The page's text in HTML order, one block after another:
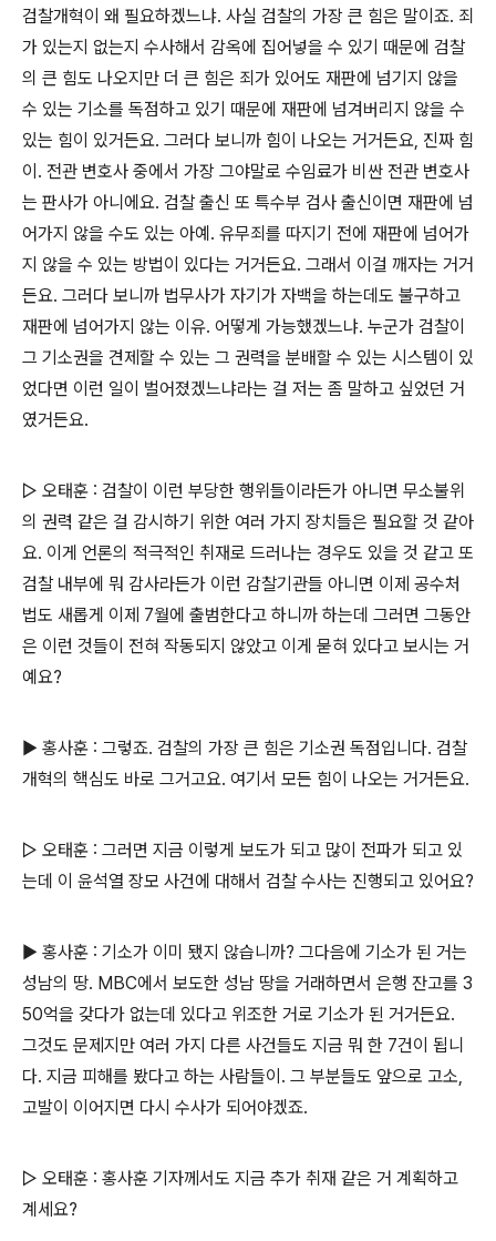
검찰개혁이 왜 필요하겠느냐. 사실 검찰의 가장 큰 힘은 말이죠. 죄
가 있는지 없는지 수사해서 감옥에 집어넣을 수 있기 때문에 검찰
의 큰 힘도 나오지만 더 큰 힘은 죄가 있어도 재판에 넘기지 않을
수 있는 기소를 독점하고 있기 때문에 재판에 넘겨버리지 않을 수
있는 힘이 있거든요. 그러다 보니까 힘이 나오는 거거든요, 진짜 힘
이. 전관 변호사 중에서 가장 그야말로 수임료가 비싼 전관 변호사
는 판사가 아니에요. 검찰 출신 또 특수부 검사 출신이면 재판에 넘
어가지 않을 수도 있는 아예. 유무죄를 따지기 전에 재판에 넘어가
지 않을 수 있는 방법이 있다는 거거든요. 그래서 이걸 깨자는 거거
든요. 그러다 보니까 법무사가 자기가 자백을 하는데도 불구하고
재판에 넘어가지 않는 이유. 어떻게 가능했겠느냐. 누군가 검찰이
그 기소권을 견제할 수 있는 그 권력을 분배할 수 있는 시스템이 있
었다면 이런 일이 벌어졌겠느냐라는 걸 저는 좀 말하고 싶었던 거
였거든요.
▷ 오태훈 : 검찰이 이런 부당한 행위들이라든가 아니면 무소불위
의 권력 같은 걸 감시하기 위한 여러 가지 장치들은 필요할 것 같아
요. 이게 언론의 적극적인 취재로 드러나는 경우도 있을 것 같고 또
검찰 내부에 뭐 감사라든가 이런 감찰기관들 아니면 이제 공수처
법도 새롭게 이제 7월에 출범한다고 하니까 하는데 그러면 그동안
은 이런 것들이 전혀 작동되지 않았고 이게 묻혀 있다고 보시는 거
예요?
▶ 홍사훈 : 그렇죠. 검찰의 가장 큰 힘은 기소권 독점입니다. 검찰
개혁의 핵심도 바로 그거고요. 여기서 모든 힘이 나오는 거거든요.
▷ 오태훈 : 그러면 지금 이렇게 보도가 되고 많이 전파가 되고 있
는데 이 윤석열 장모 사건에 대해서 검찰 수사는 진행되고 있어요?
▶ 홍사훈 : 기소가 이미 됐지 않습니까? 그다음에 기소가 된 거는
성남의 땅. MBC에서 보도한 성남 땅을 거래하면서 은행 잔고를 3
50억을 갖다가 없는데 있다고 위조한 거로 기소가 된 거거든요.
그것도 문제지만 여러 가지 다른 사건들도 지금 뭐 한 7건이 됩니
다. 지금 피해를 봤다고 하는 사람들이. 그 부분들도 앞으로 고소,
고발이 이어지면 다시 수사가 되어야겠죠.
▷ 오태훈 : 홍사훈 기자께서도 지금 추가 취재 같은 거 계획하고
계세요?